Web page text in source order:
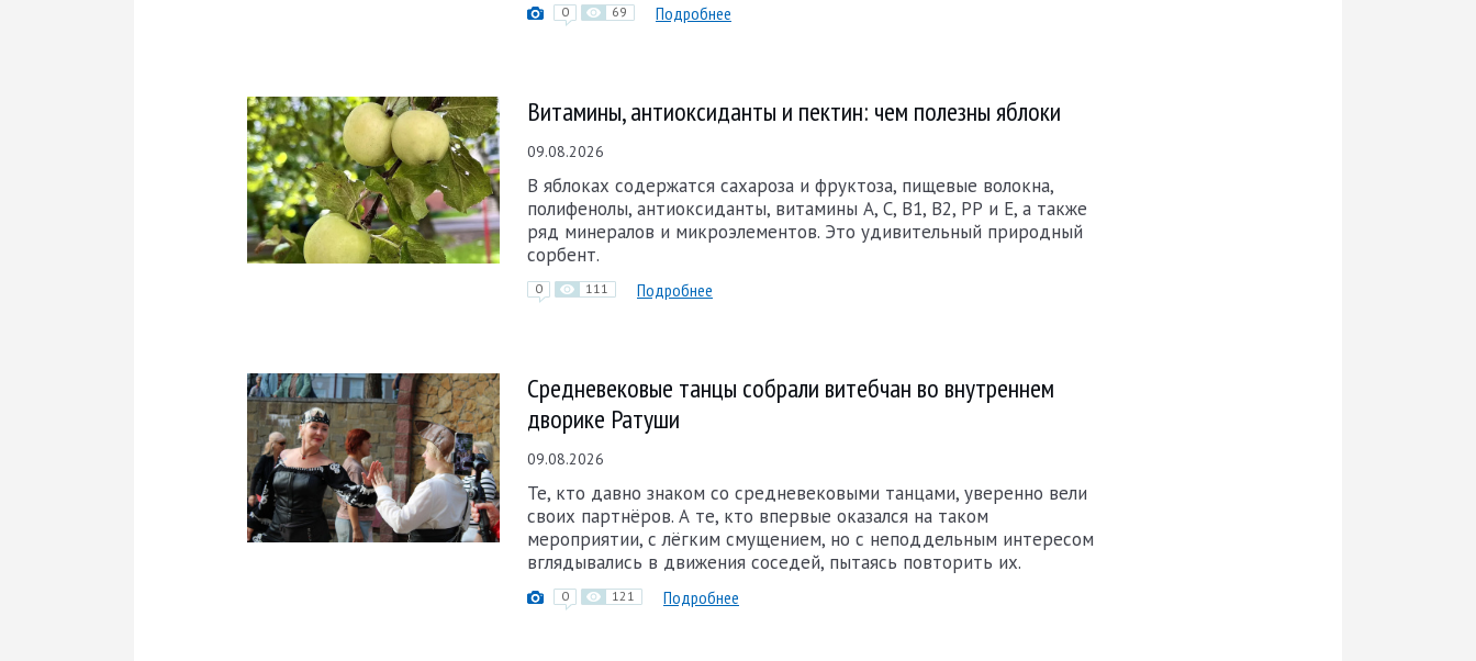
0 69 Подробнее
Витамины, антиоксиданты и пектин: чем полезны яблоки
09.08.2026
В яблоках содержатся сахароза и фруктоза, пищевые волокна,
полифенолы, антиоксиданты, витамины А, С, В1, В2, РР и Е, а также
ряд минералов и микроэлементов. Это удивительный природный
сорбент.
0 111 Подробнее
Средневековые танцы собрали витебчан во внутреннем
дворике Ратуши
09.08.2026
Те, кто давно знаком со средневековыми танцами, уверенно вели
своих партнёров. А те, кто впервые оказался на таком
мероприятии, с лёгким смущением, но с неподдельным интересом
вглядывались в движения соседей, пытаясь повторить их.
0 121 Подробнее